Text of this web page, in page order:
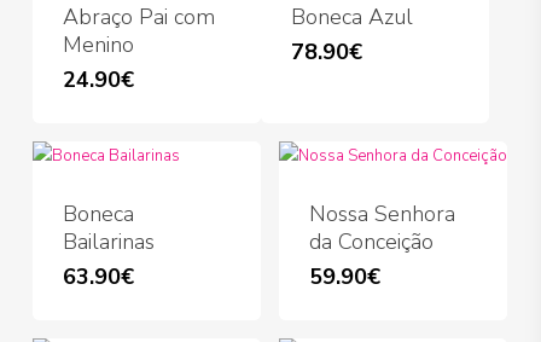
The
Abraço Pai com
Menino
24.90€
Boneca Azul
78.90€
Boneca
Bailarinas
63.90€
Nossa Senhora
da Conceição
59.90€